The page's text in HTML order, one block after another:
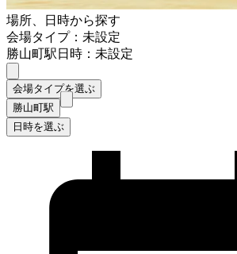
場所、日時から探す
会場タイプ：未設定
勝山町駅日時：未設定
会場タイプを選ぶ
勝山町駅
日時を選ぶ